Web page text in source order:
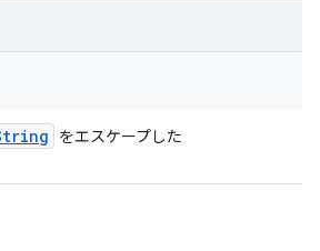
をエスケープした